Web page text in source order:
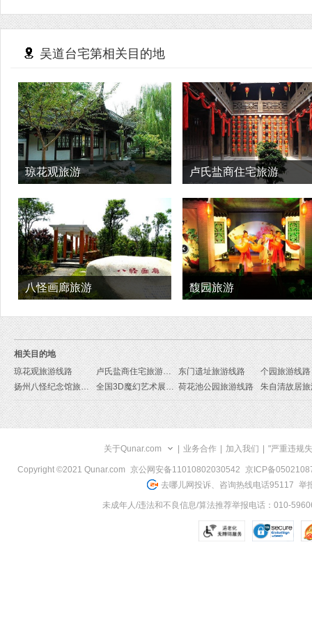
吴道台宅第相关目的地
琼花观旅游 卢氏盐商住宅旅游
八怪画廊旅游 馥园旅游
相关目的地
琼花观旅游线路
卢氏盐商住宅旅游线路 东门遗址旅游线路
个园旅游线路
扬州八怪纪念馆旅游线路
全国3D魔幻艺术展扬州站旅游线路 荷花池公园旅游线路 朱自清故居
关于Qunar.com 业务合作 加入我们 "严重违规
Copyright ©2021 Qunar.com 京公网安备11010802030542
京ICP备
去哪儿网投诉、咨询热线电话95117 举
未成年人/违法和不良信息/算法推荐举报电话：010-